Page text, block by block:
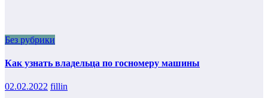
Без рубрики
Как узнать владельца по госномеру машины
02.02.2022 fillin